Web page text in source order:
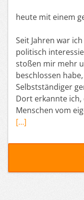
heute mit einem
Seit Jahren war
politisch
stoßen mir mehr
beschlossen
Selbstständiger
Dort erkannte ich,
Menschen vom
[…]